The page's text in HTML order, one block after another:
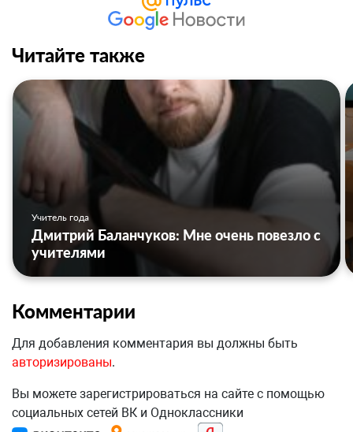
Читайте также
Учитель года
Дмитрий Баланчуков: Мне очень повезло с
учителями
Комментарии
Для добавления комментария вы должны быть
авторизированы.
Вы можете зарегистрироваться на сайте с помощью
социальных сетей ВК и Одноклассники